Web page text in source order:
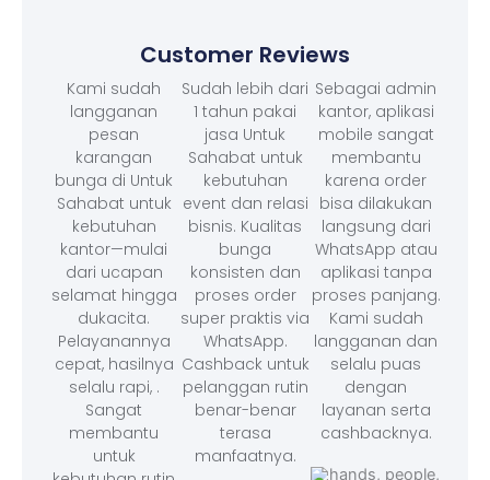
Customer Reviews
Kami sudah
langganan
pesan
karangan
bunga di Untuk
Sahabat untuk
kebutuhan
kantor—mulai
dari ucapan
selamat hingga
dukacita.
Pelayanannya
cepat, hasilnya
selalu rapi, .
Sangat
membantu
untuk
Sudah lebih dari
1 tahun pakai
jasa Untuk
Sahabat untuk
kebutuhan
event dan relasi
bisnis. Kualitas
bunga
konsisten dan
proses order
super praktis via
WhatsApp.
Cashback untuk
pelanggan rutin
benar-benar
terasa
manfaatnya.
Sebagai admin
kantor, aplikasi
mobile sangat
membantu
karena order
bisa dilakukan
langsung dari
WhatsApp atau
aplikasi tanpa
proses panjang.
Kami sudah
langganan dan
selalu puas
dengan
layanan serta
cashbacknya.